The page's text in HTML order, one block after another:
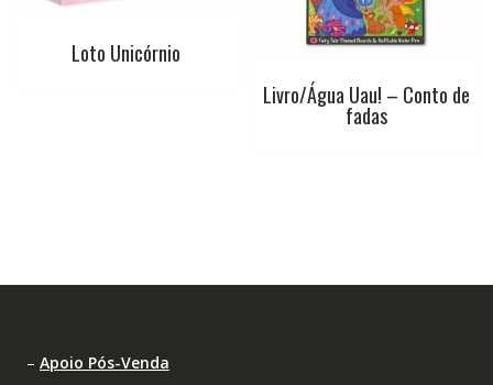
Loto Unicórnio
Livro/Água Uau! – Conto de
fadas
– Apoio Pós-Venda